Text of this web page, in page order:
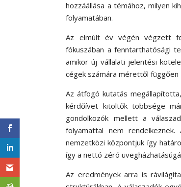
hozzáállása a témához, milyen
folyamatában.
Az elmúlt év végén végzett
fókuszában a fenntarthatósági
amikor új vállalati jelentési
cégek számára mérettől
Az átfogó kutatás
kérdőívet kitöltők többsége
gondolkozók mellett a
folyamattal nem
nemzetközi központjuk így
így a nettó zéró
Az eredmények arra is